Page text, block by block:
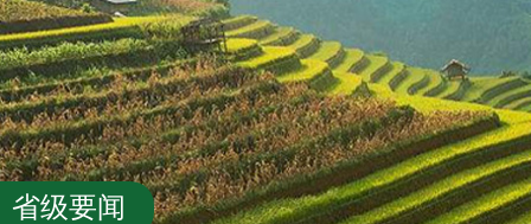
省级要闻